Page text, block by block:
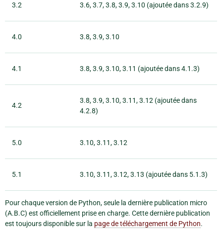
3.2 3.6, 3.7, 3.8, 3.9, 3.10 (ajoutée dans 3.2.9)
4.0 3.8, 3.9, 3.10
4.1 3.8, 3.9, 3.10, 3.11 (ajoutée dans 4.1.3)
4.2
3.8, 3.9, 3.10, 3.11, 3.12 (ajoutée dans
4.2.8)
5.0 3.10, 3.11, 3.12
5.1 3.10, 3.11, 3.12, 3.13 (ajoutée dans 5.1.3)
Pour chaque version de Python, seule la dernière publication micro
(A.B.C) est officiellement prise en charge. Cette dernière publication
est toujours disponible sur la page de téléchargement de Python.